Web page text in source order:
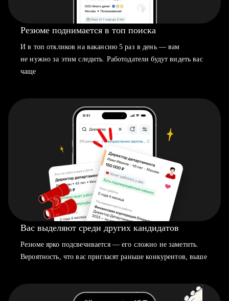
Резюме поднимается в топ поиска
И в топ откликов на вакансию 5 раз в день — вам
не нужно за этим следить. Работодатели будут видеть вас
чаще
Вас выделяют среди других кандидатов
Резюме ярко подсвечивается — его сложно не заметить.
Вероятность, что вас пригласят раньше конкурентов, выше